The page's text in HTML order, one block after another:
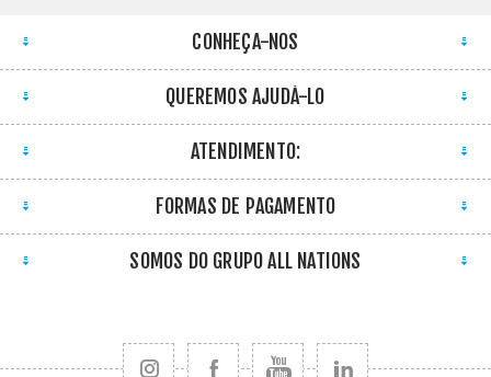
CONHEÇA-NOS
QUEREMOS AJUDÁ-LO
ATENDIMENTO:
FORMAS DE PAGAMENTO
SOMOS DO GRUPO ALL NATIONS